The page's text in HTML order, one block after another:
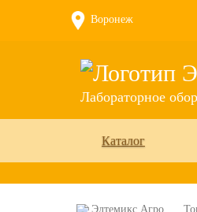
Воронеж
Лабораторное
Каталог
Элтемикс Агро